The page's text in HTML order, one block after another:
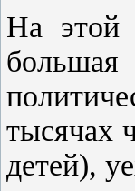
На этой
тысячах
детей),